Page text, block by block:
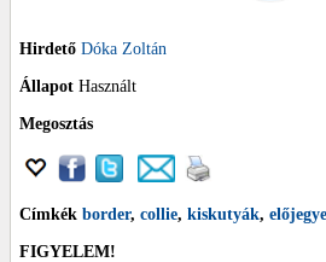
Hirdető Dóka Zoltán
Állapot Használt
Megosztás
Címkék border, collie, kiskutyák,
FIGYELEM!